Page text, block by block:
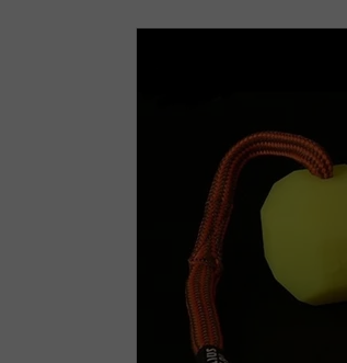
Zoomer sur l'image